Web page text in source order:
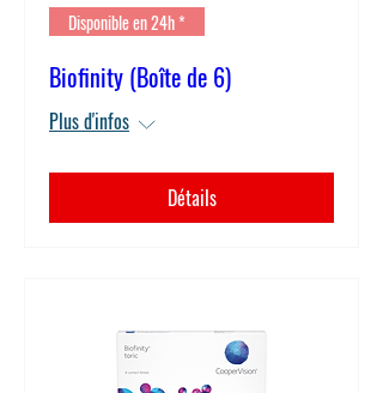
Disponible en 24h *
Biofinity (Boîte de 6)
Plus d'infos
Détails